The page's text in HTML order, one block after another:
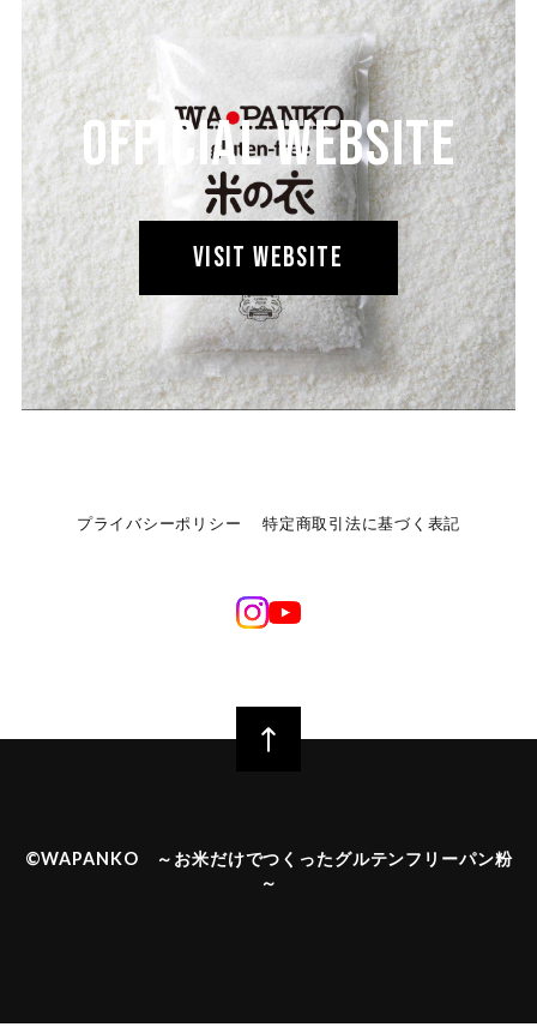
OFFICIAL WEBSITE
VISIT WEBSITE
プライバシーポリシー 特定商取引法に基づく表記
©︎WAPANKO ～お米だけでつくったグルテンフリーパン粉
～